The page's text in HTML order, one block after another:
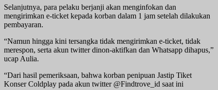
Selanjutnya, para pelaku berjanji akan menginfokan dan
mengirimkan e-ticket kepada korban dalam 1 jam setelah dilakukan
pembayaran.
“Namun hingga kini tersangka tidak mengirimkan e-ticket, tidak
merespon, serta akun twitter dinon-aktifkan dan Whatsapp dihapus,”
ucap Aulia.
“Dari hasil pemeriksaan, bahwa korban penipuan Jastip Tiket
Konser Coldplay pada akun twitter @Findtrove_id saat ini